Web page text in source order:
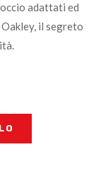
adattati ed
il segreto